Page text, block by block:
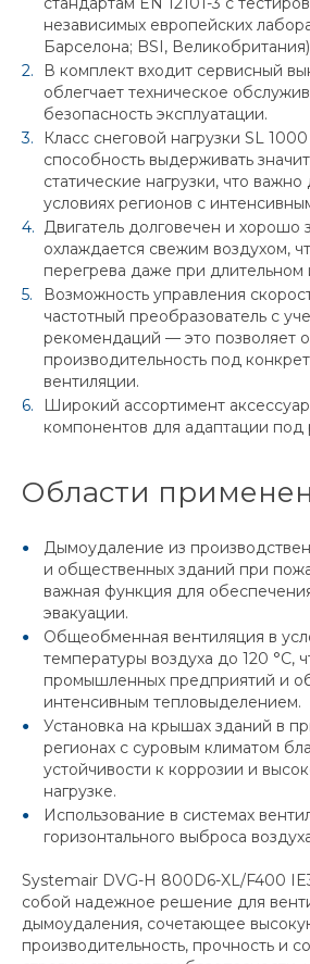
независимых европейских
Барселона; BSI,
В комплект входит сервисный
облегчает техническое
безопасность эксплуатации.
Класс снеговой нагрузки SL
способность выдерживать
статические нагрузки, что важно
условиях регионов с
Двигатель долговечен и
охлаждается свежим воздухом,
перегрева даже при длительном
Возможность управления
частотный преобразователь с
рекомендаций — это позволяет
производительность под
вентиляции.
Широкий ассортимент
компонентов для адаптации под
Области
Дымоудаление из
и общественных зданий при
важная функция для
эвакуации.
Общеобменная вентиляция в
температуры воздуха до 120 °C,
промышленных предприятий и
интенсивным тепловыделением.
Установка на крышах зданий в
регионах с суровым климатом
устойчивости к коррозии и
нагрузке.
Использование в системах
горизонтального выброса
Systemair DVG-H 800D6-XL/F400
собой надежное решение для
дымоудаления, сочетающее
производительность, прочность и